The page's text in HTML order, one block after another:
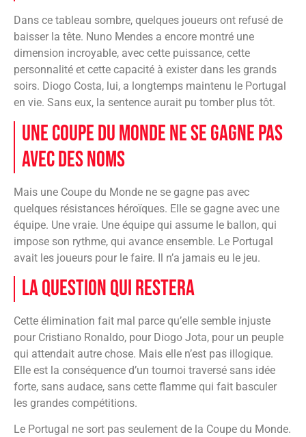
Dans ce tableau sombre, quelques joueurs ont refusé de
baisser la tête. Nuno Mendes a encore montré une
dimension incroyable, avec cette puissance, cette
personnalité et cette capacité à exister dans les grands
soirs. Diogo Costa, lui, a longtemps maintenu le Portugal
en vie. Sans eux, la sentence aurait pu tomber plus tôt.
Une Coupe du Monde ne se gagne pas
avec des noms
Mais une Coupe du Monde ne se gagne pas avec
quelques résistances héroïques. Elle se gagne avec une
équipe. Une vraie. Une équipe qui assume le ballon, qui
impose son rythme, qui avance ensemble. Le Portugal
avait les joueurs pour le faire. Il n’a jamais eu le jeu.
La question qui restera
Cette élimination fait mal parce qu’elle semble injuste
pour Cristiano Ronaldo, pour Diogo Jota, pour un peuple
qui attendait autre chose. Mais elle n’est pas illogique.
Elle est la conséquence d’un tournoi traversé sans idée
forte, sans audace, sans cette flamme qui fait basculer
les grandes compétitions.
Le Portugal ne sort pas seulement de la Coupe du Monde.